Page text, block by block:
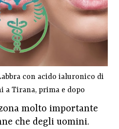
con acido ialuronico di
a Tirana, prima e dopo
molto importante
che degli uomini.